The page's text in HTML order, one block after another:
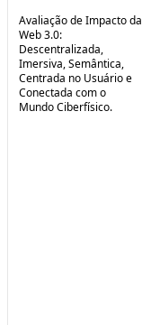
Avaliação de Impacto da
Web 3.0:
Descentralizada,
Imersiva, Semântica,
Centrada no Usuário e
Conectada com o
Mundo Ciberfísico.